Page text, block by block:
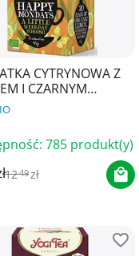
CYTRYNOWA Z
I CZARNYM
(HAPPY
BIO (20 x 2,25 g)
785 produkt(y)
1249zł